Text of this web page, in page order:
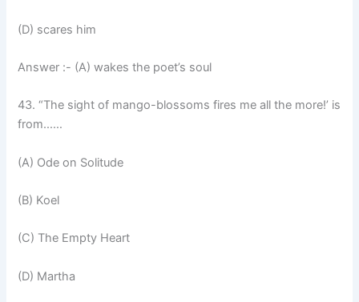
(D) scares him
Answer :- (A) wakes the poet’s soul
43. “The sight of mango-blossoms fires me all the more!’ is
from……
(A) Ode on Solitude
(B) Koel
(C) The Empty Heart
(D) Martha